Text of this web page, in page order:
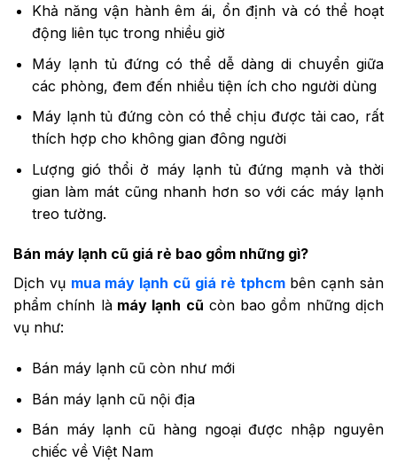
Khả năng vận hành êm ái, ổn định và có thể hoạt
động liên tục trong nhiều giờ
Máy lạnh tủ đứng có thể dễ dàng di chuyển giữa
các phòng, đem đến nhiều tiện ích cho người dùng
Máy lạnh tủ đứng còn có thể chịu được tải cao, rất
thích hợp cho không gian đông người
Lượng gió thổi ở máy lạnh tủ đứng mạnh và thời
gian làm mát cũng nhanh hơn so với các máy lạnh
treo tường.
Bán máy lạnh cũ giá rẻ bao gồm những gì?
Dịch vụ mua máy lạnh cũ giá rẻ tphcmbên cạnh sản
phẩm chính làmáy lạnh cũ còn bao gồm những dịch
vụ như:
Bán máy lạnh cũ còn như mới
Bán máy lạnh cũ nội địa
Bán máy lạnh cũ hàng ngoại được nhập nguyên
chiếc về Việt Nam